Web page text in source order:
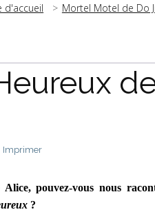
d'accueil Mortel Motel de Do
Imprimer
Alice, pouvez-vous nous
?